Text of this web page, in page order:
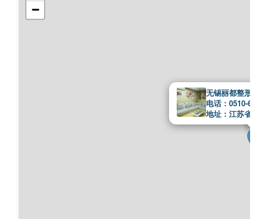
无锡丽都整形美
电话：0510-
地址：江苏省无
−